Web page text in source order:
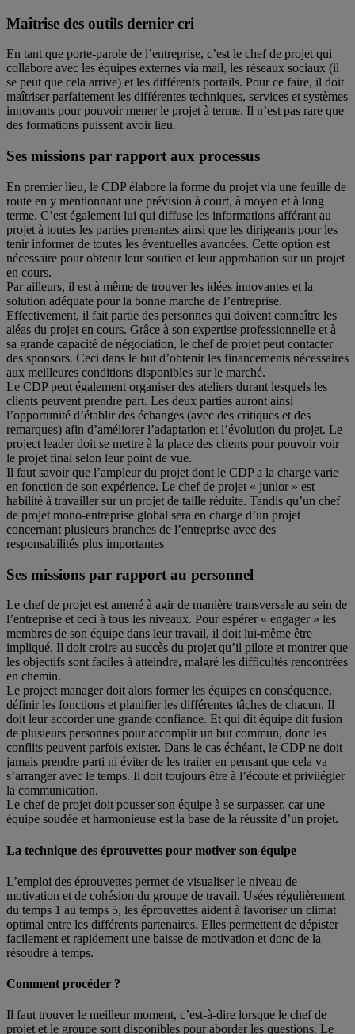
Maîtrise des outils dernier cri
En tant que porte-parole de l’entreprise, c’est le chef de projet qui
collabore avec les équipes externes via mail, les réseaux sociaux (il
se peut que cela arrive) et les différents portails. Pour ce faire, il doit
maîtriser parfaitement les différentes techniques, services et systèmes
innovants pour pouvoir mener le projet à terme. Il n’est pas rare que
des formations puissent avoir lieu.
Ses missions par rapport aux processus
En premier lieu, le CDP élabore la forme du projet via une feuille de
route en y mentionnant une prévision à court, à moyen et à long
terme. C’est également lui qui diffuse les informations afférant au
projet à toutes les parties prenantes ainsi que les dirigeants pour les
tenir informer de toutes les éventuelles avancées. Cette option est
nécessaire pour obtenir leur soutien et leur approbation sur un projet
en cours.
Par ailleurs, il est à même de trouver les idées innovantes et la
solution adéquate pour la bonne marche de l’entreprise.
Effectivement, il fait partie des personnes qui doivent connaître les
aléas du projet en cours. Grâce à son expertise professionnelle et à
sa grande capacité de négociation, le chef de projet peut contacter
des sponsors. Ceci dans le but d’obtenir les financements nécessaires
aux meilleures conditions disponibles sur le marché.
Le CDP peut également organiser des ateliers durant lesquels les
clients peuvent prendre part. Les deux parties auront ainsi
l’opportunité d’établir des échanges (avec des critiques et des
remarques) afin d’améliorer l’adaptation et l’évolution du projet. Le
project leader doit se mettre à la place des clients pour pouvoir voir
le projet final selon leur point de vue.
Il faut savoir que l’ampleur du projet dont le CDP a la charge varie
en fonction de son expérience. Le chef de projet « junior » est
habilité à travailler sur un projet de taille réduite. Tandis qu’un chef
de projet mono-entreprise global sera en charge d’un projet
concernant plusieurs branches de l’entreprise avec des
responsabilités plus importantes
Ses missions par rapport au personnel
Le chef de projet est amené à agir de manière transversale au sein de
l’entreprise et ceci à tous les niveaux. Pour espérer « engager » les
membres de son équipe dans leur travail, il doit lui-même être
impliqué. Il doit croire au succès du projet qu’il pilote et montrer que
les objectifs sont faciles à atteindre, malgré les difficultés rencontrées
en chemin.
Le project manager doit alors former les équipes en conséquence,
définir les fonctions et planifier les différentes tâches de chacun. Il
doit leur accorder une grande confiance. Et qui dit équipe dit fusion
de plusieurs personnes pour accomplir un but commun, donc les
conflits peuvent parfois exister. Dans le cas échéant, le CDP ne doit
jamais prendre parti ni éviter de les traiter en pensant que cela va
s’arranger avec le temps. Il doit toujours être à l’écoute et privilégier
la communication.
Le chef de projet doit pousser son équipe à se surpasser, car une
équipe soudée et harmonieuse est la base de la réussite d’un projet.
La technique des éprouvettes pour motiver son équipe
L’emploi des éprouvettes permet de visualiser le niveau de
motivation et de cohésion du groupe de travail. Usées régulièrement
du temps 1 au temps 5, les éprouvettes aident à favoriser un climat
optimal entre les différents partenaires. Elles permettent de dépister
facilement et rapidement une baisse de motivation et donc de la
résoudre à temps.
Comment procéder ?
Il faut trouver le meilleur moment, c’est-à-dire lorsque le chef de
projet et le groupe sont disponibles pour aborder les questions. Le